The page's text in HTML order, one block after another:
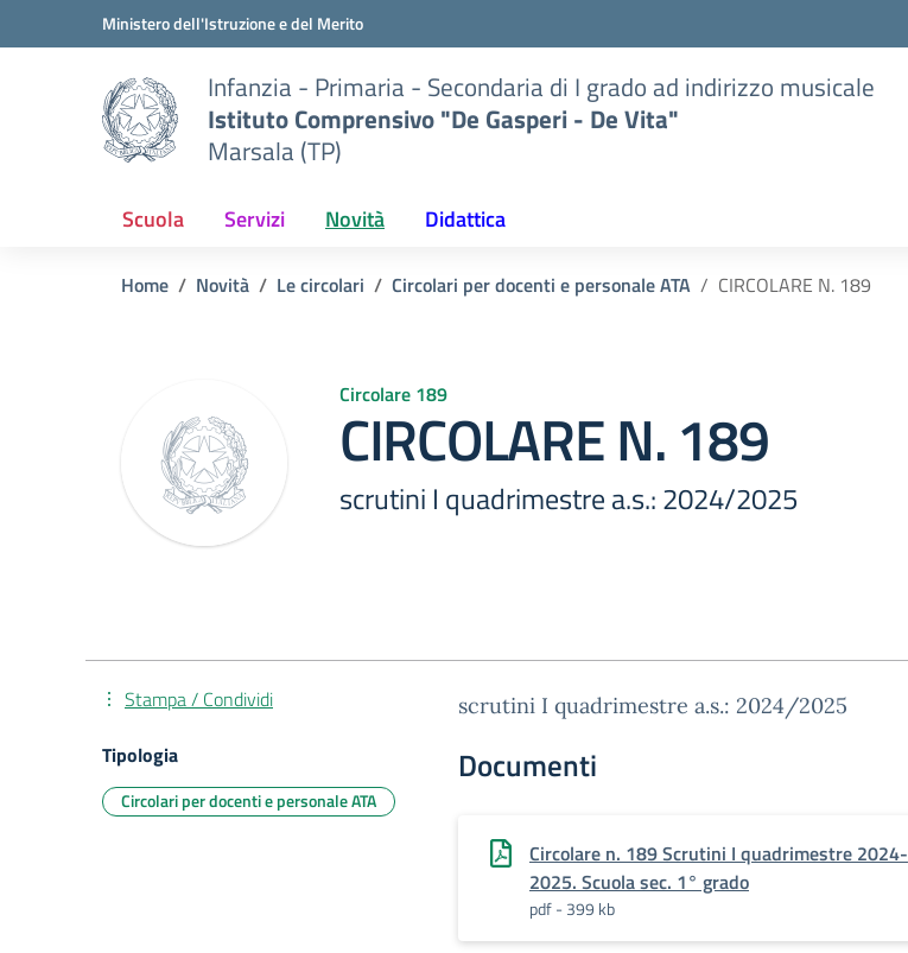
Vai ai contenuti
Vai al menu di navigazioneMinistero dell'Istruzione e del Merito
Infanzia - Primaria - Secondaria di I grado ad indirizzo musicale
Istituto Comprensivo "De Gasperi - De Vita"
Marsala (TP)
Scuola Servizi Novità Didattica
Home Novità Le circolari Circolari per docenti e personale ATA CIRCOLARE N. 189
Circolare 189
CIRCOLARE N. 189
scrutini I quadrimestre a.s.: 2024/2025
scrutini I quadrimestre a.s.: 2024/2025
Documenti
Circolare n. 189 Scrutini I quadrimestre 2024-
2025. Scuola sec. 1° grado
pdf - 399 kb
Stampa / Condividi
Tipologia
Circolari per docenti e personale ATA